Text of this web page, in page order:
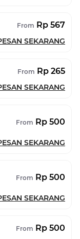
From Rp 567
SEKARANG
From Rp 265
SEKARANG
From Rp 500
SEKARANG
From Rp 500
SEKARANG
From Rp 500